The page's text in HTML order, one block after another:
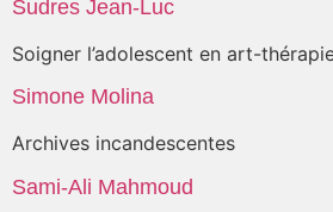
Sudres Jean-Luc
Soigner l’adolescent en art-
Simone Molina
Archives incandescentes
Sami-Ali Mahmoud